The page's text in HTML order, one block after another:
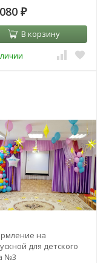
₽
В корзину
на
для детского
№3